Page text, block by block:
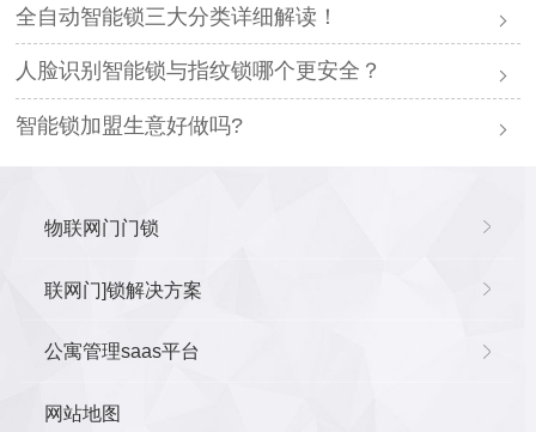
全自动智能锁三大分类详细解读！
人脸识别智能锁与指纹锁哪个更安全？
智能锁加盟生意好做吗?
物联网门门锁
联网门]锁解决方案
公寓管理saas平台
网站地图